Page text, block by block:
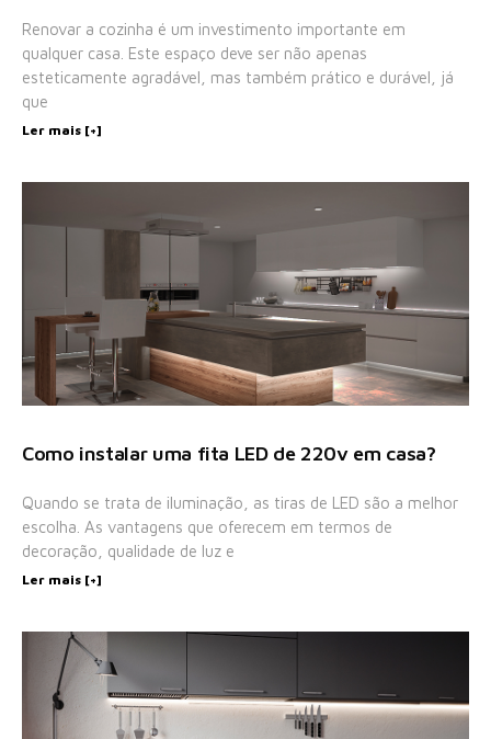
Renovar a cozinha é um investimento importante em
qualquer casa. Este espaço deve ser não apenas
esteticamente agradável, mas também prático e durável, já
que
Ler mais [+]
Como instalar uma fita LED de 220v em casa?
Quando se trata de iluminação, as tiras de LED são a melhor
escolha. As vantagens que oferecem em termos de
decoração, qualidade de luz e
Ler mais [+]